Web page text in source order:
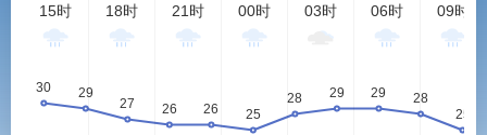
15时 18时 21时 00时 03时 06时 09时